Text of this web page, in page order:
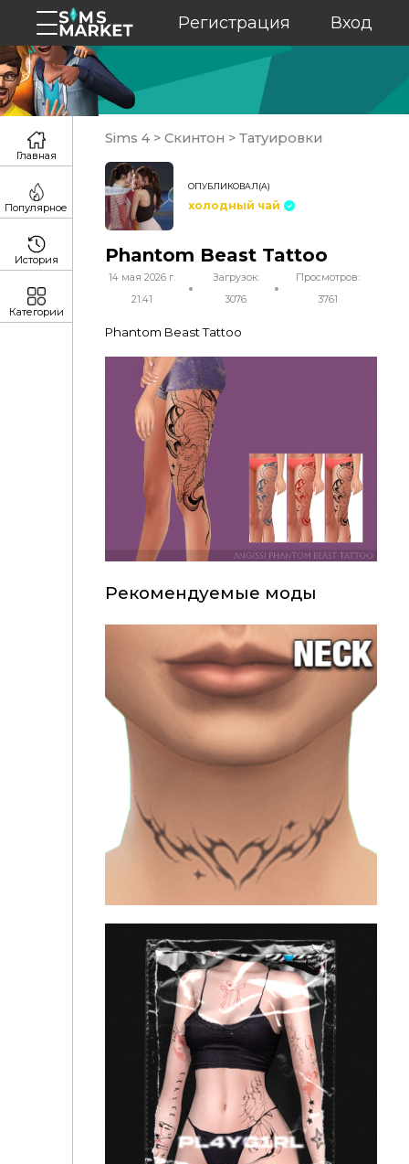
Регистрация Вход
Sims 4 > Скинтон > Татуировки
ОПУБЛИКОВАЛ(А)
холодный чай
Phantom Beast Tattoo
14 мая 2026 г.
21:41
Загрузок:
3076
Просмотров:
3761
Phantom Beast Tattoo
Рекомендуемые моды
Главная
Популярное
История
Категории